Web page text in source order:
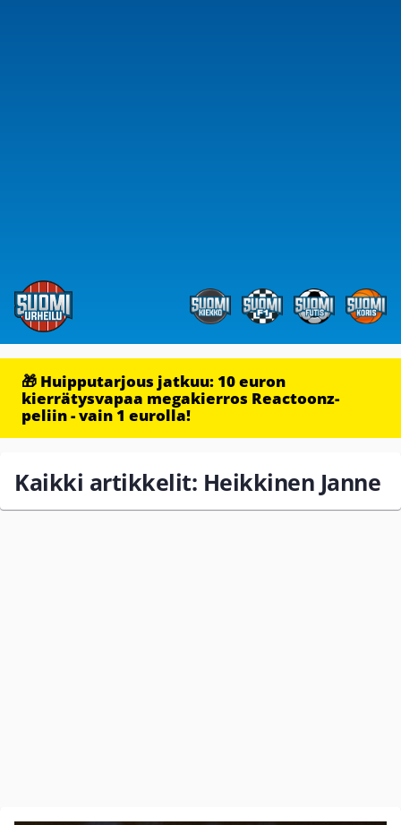
🎁 Huipputarjous jatkuu: 10 euron
kierrätysvapaa megakierros Reactoonz-
peliin - vain 1 eurolla!
Kaikki artikkelit: Heikkinen Janne